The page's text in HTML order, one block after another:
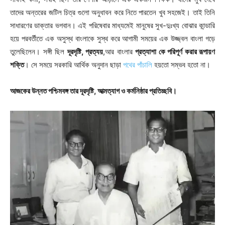
তাদের অন্তরের জটিল চিত্র গুলো অনুধাবন করে নিতে পারতেন খুব সহজেই। তাই তিনি
সাধারণের ডাক্তার ভগবান। এই পরিষেবার মাধ্যমেই মানুষের সুখ-দুঃখ্য বোঝার কান্ডারি
হয়ে পরবর্তীতে এক অসুস্থ বাংলাকে সুস্থ করে আগামী সময়ের এক উজ্জ্বল বাংলা গড়ে
তুলেছিলেন। সঙ্গী ছিলদূরদৃষ্টি, প্রত্যয়,আর বাংলার প্রত্যাশা কে পরিপূর্ণ করার রূপায়ণ
শক্তি। সে সময়ে সরকারি আর্থিক অনুদান ছাড়া পথের পাঁচালি হয়তো সম্ভব হতো না।
আজকের উন্নত পশ্চিমবঙ্গ তার দূরদৃষ্টি, আত্মত্যাগ ও কর্মনিষ্ঠার প্রতিচ্ছবি।